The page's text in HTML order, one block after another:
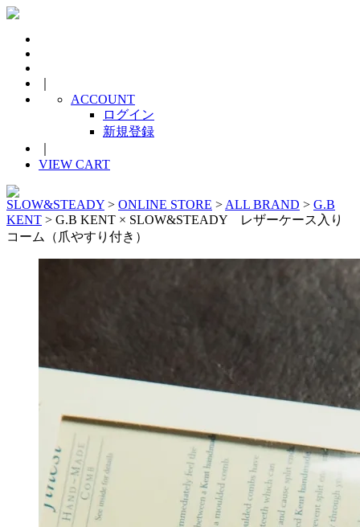
ACCOUNT
ログイン
新規登録
VIEW CART
SLOW&STEADY > ONLINE STORE > ALL BRAND > G.B
KENT > G.B KENT × SLOW&STEADY レザーケース入り
コーム（爪やすり付き）